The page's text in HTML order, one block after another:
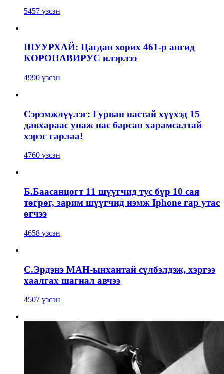
5457 үзсэн
ШУУРХАЙ: Цагдан хорих 461-р ангид
КОРОНАВИРУС илэрлээ
4990 үзсэн
Сэрэмжлүүлэг: Гурван настай хүүхэд 15
давхараас унаж нас барсан харамсалтай
хэрэг гарлаа!
4760 үзсэн
Б.Баасанцогт 11 шүүгчид тус бүр 10 сая
төгрөг, зарим шүүгчид нэмж Iphone гар утас
өгчээ
4658 үзсэн
С.Эрдэнэ МАН-ынхантай сүлбэлдэж, хэргээ
хаалгах шагнал авчээ
4507 үзсэн